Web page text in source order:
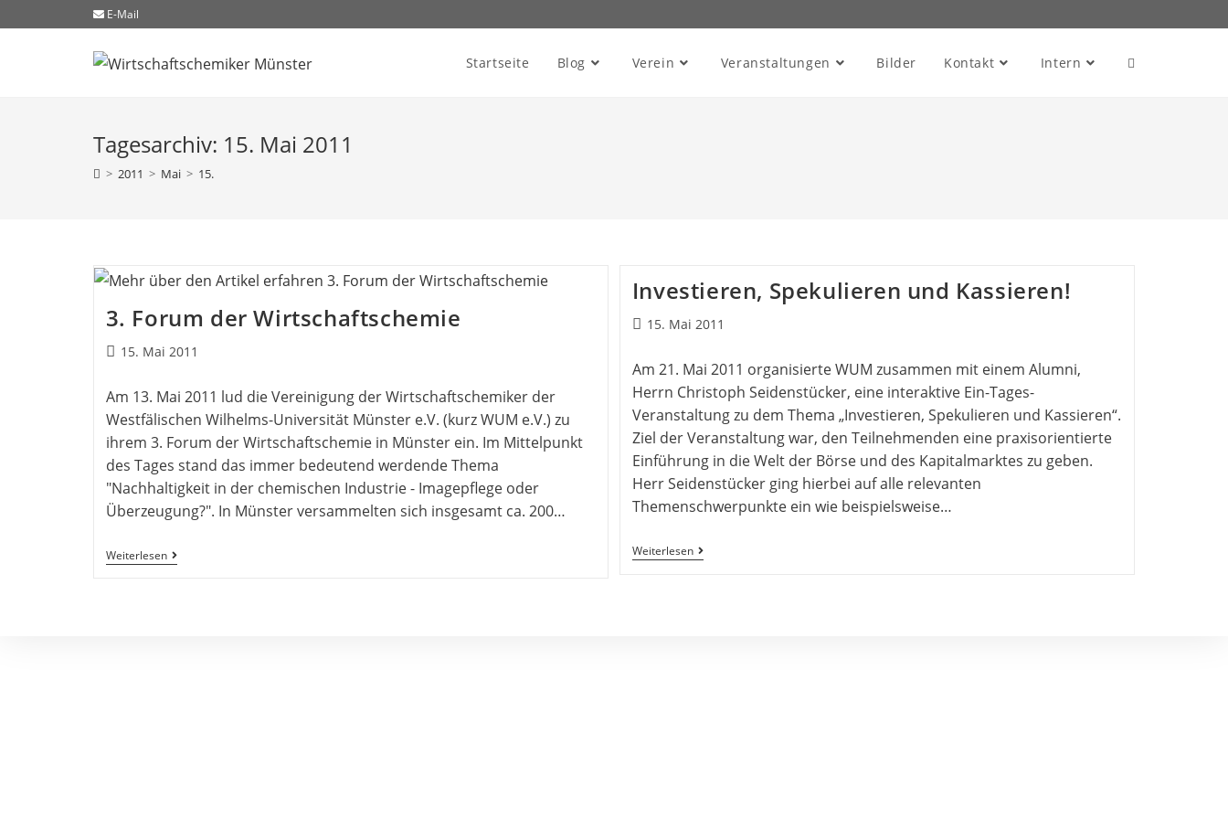
E-Mail
Startseite Blog Verein Veranstaltungen Bilder Kontakt Intern
Tagesarchiv: 15. Mai 2011
> 2011 > Mai > 15.
3. Forum der Wirtschaftschemie
15. Mai 2011
Am 13. Mai 2011 lud die Vereinigung der Wirtschaftschemiker der
Westfälischen Wilhelms-Universität Münster e.V. (kurz WUM e.V.) zu
ihrem 3. Forum der Wirtschaftschemie in Münster ein. Im Mittelpunkt
des Tages stand das immer bedeutend werdende Thema
"Nachhaltigkeit in der chemischen Industrie - Imagepflege oder
Überzeugung?". In Münster versammelten sich insgesamt ca. 200…
Weiterlesen
Investieren, Spekulieren und Kassieren!
15. Mai 2011
Am 21. Mai 2011 organisierte WUM zusammen mit einem Alumni,
Herrn Christoph Seidenstücker, eine interaktive Ein-Tages-
Veranstaltung zu dem Thema „Investieren, Spekulieren und Kassieren“.
Ziel der Veranstaltung war, den Teilnehmenden eine praxisorientierte
Einführung in die Welt der Börse und des Kapitalmarktes zu geben.
Herr Seidenstücker ging hierbei auf alle relevanten
Themenschwerpunkte ein wie beispielsweise…
Weiterlesen